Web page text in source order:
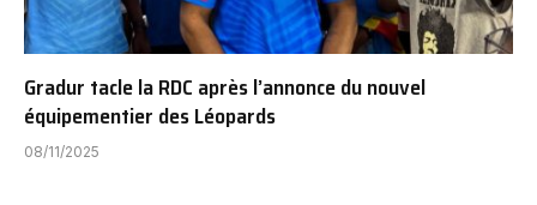
Gradur tacle la RDC après l’annonce du nouvel
équipementier des Léopards
08/11/2025